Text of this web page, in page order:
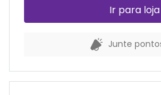
Ir para loja
Junte